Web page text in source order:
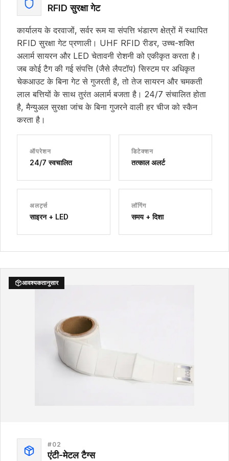
RFID सुरक्षा गेट
कार्यालय के दरवाजों, सर्वर रूम या संपत्ति भंडारण क्षेत्रों में स्थापित
RFID सुरक्षा गेट प्रणाली। UHF RFID रीडर, उच्च-शक्ति
अलार्म सायरन और LED चेतावनी रोशनी को एकीकृत करता है।
जब कोई टैग की गई संपत्ति (जैसे लैपटॉप) सिस्टम पर अधिकृत
चेकआउट के बिना गेट से गुजरती है, तो तेज सायरन और चमकती
लाल बत्तियों के साथ तुरंत अलार्म बजता है। 24/7 संचालित होता
है, मैन्युअल सुरक्षा जांच के बिना गुजरने वाली हर चीज को स्कैन
करता है।
ऑपरेशन
24/7 स्वचालित
डिटेक्शन
तत्काल अलर्ट
अलर्ट्स
साइरन + LED
लॉगिंग
समय + दिशा
आवश्यकतानुसार
#02
एंटी-मेटल टैग्स